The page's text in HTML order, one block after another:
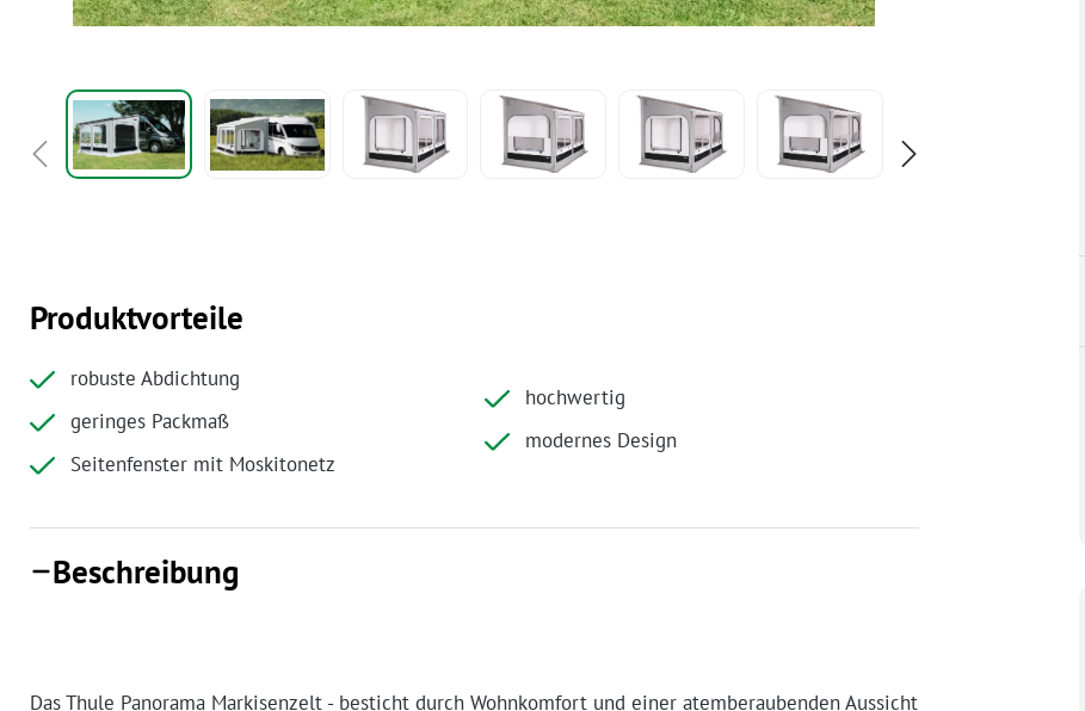
Produktvorteile
robuste Abdichtung
geringes Packmaß
Seitenfenster mit Moskitonetz
hochwertig
modernes Design
Beschreibung
Das Thule Panorama Markisenzelt - besticht durch Wohnkomfort und einer atemberaubenden Aussicht